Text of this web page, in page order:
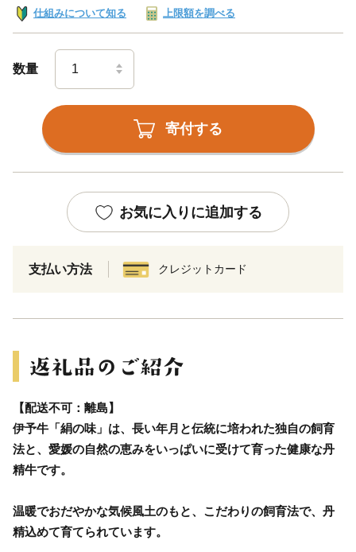
仕組みについて知る 上限額を調べる
数量
寄付する
お気に入りに追加する
支払い方法 クレジットカード
【配送不可：離島】
伊予牛「絹の味」は、長い年月と伝統に培われた独自の飼育
法と、愛媛の自然の恵みをいっぱいに受けて育った健康な丹
精牛です。
温暖でおだやかな気候風土のもと、こだわりの飼育法で、丹
精込めて育てられています。